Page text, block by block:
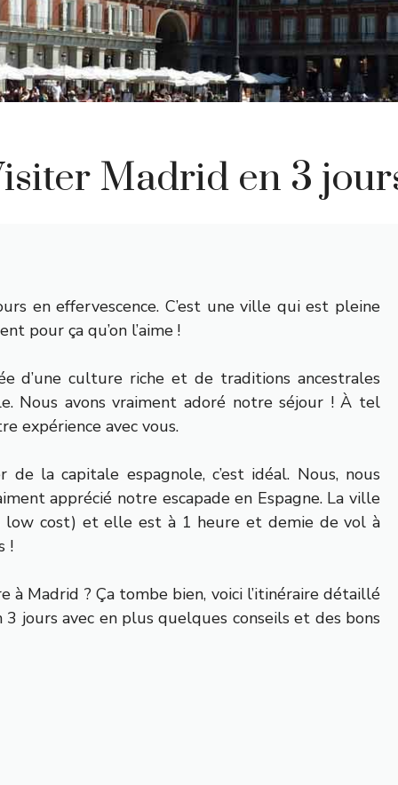
Madrid en 3
en effervescence. C’est une ville qui est pleine
pour ça qu’on l’aime !
d’une culture riche et de traditions ancestrales
Nous avons vraiment adoré notre séjour ! À tel
expérience avec vous.
la capitale espagnole, c’est idéal. Nous, nous
apprécié notre escapade en Espagne. La ville
low cost) et elle est à 1 heure et demie de vol à
!
à Madrid ? Ça tombe bien, voici l’itinéraire détaillé
jours avec en plus quelques conseils et des bons